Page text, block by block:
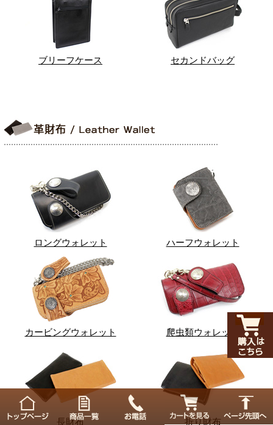
ブリーフケース セカンドバッグ
ロングウォレット ハーフウォレット
カービングウォレット 爬虫類ウォレット
長財布 折り財布